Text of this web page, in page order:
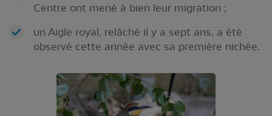
Centre ont mené à bien leur migration ;
un Aigle royal, relâché il y a sept ans, a été
observé cette année avec sa première nichée.